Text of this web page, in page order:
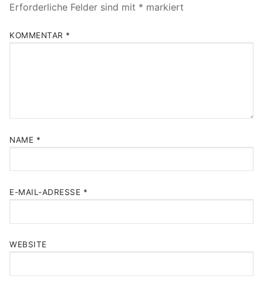
Erforderliche Felder sind mit * markiert
KOMMENTAR *
NAME *
E-MAIL-ADRESSE *
WEBSITE